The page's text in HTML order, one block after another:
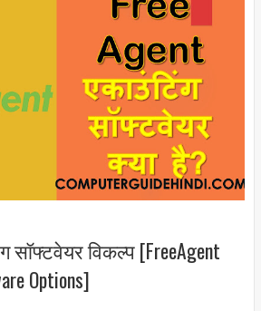
विकल्प [FreeAgent
Options]